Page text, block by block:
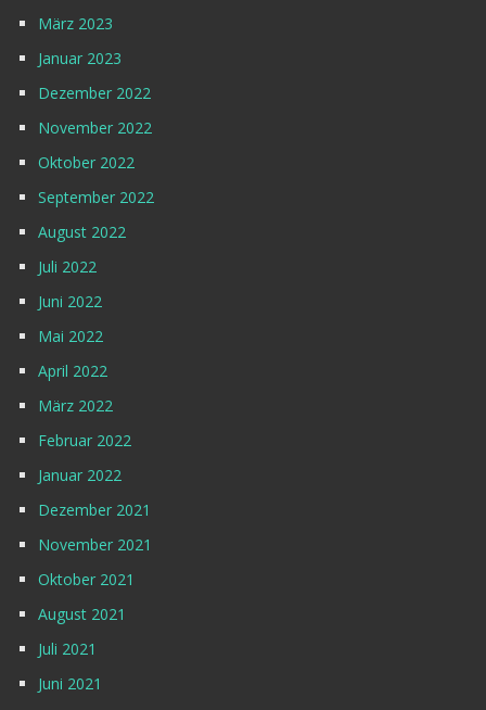
März 2023
Januar 2023
Dezember 2022
November 2022
Oktober 2022
September 2022
August 2022
Juli 2022
Juni 2022
Mai 2022
April 2022
März 2022
Februar 2022
Januar 2022
Dezember 2021
November 2021
Oktober 2021
August 2021
Juli 2021
Juni 2021